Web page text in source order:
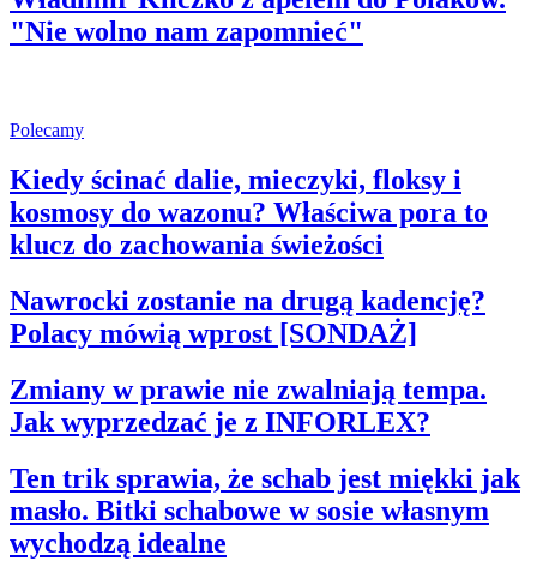
"Nie wolno nam zapomnieć"
Polecamy
Kiedy ścinać dalie, mieczyki, floksy i
kosmosy do wazonu? Właściwa pora to
klucz do zachowania świeżości
Nawrocki zostanie na drugą kadencję?
Polacy mówią wprost [SONDAŻ]
Zmiany w prawie nie zwalniają tempa.
Jak wyprzedzać je z INFORLEX?
Ten trik sprawia, że schab jest miękki jak
masło. Bitki schabowe w sosie własnym
wychodzą idealne